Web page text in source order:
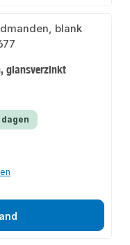
glansverzinkt